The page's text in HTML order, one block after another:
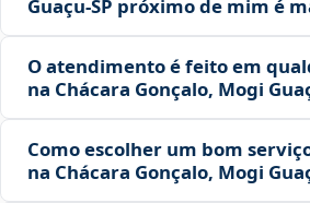
Guaçu‑SP próximo de mim é
O atendimento é feito em
na Chácara Gonçalo, Mogi
Como escolher um bom
na Chácara Gonçalo, Mogi